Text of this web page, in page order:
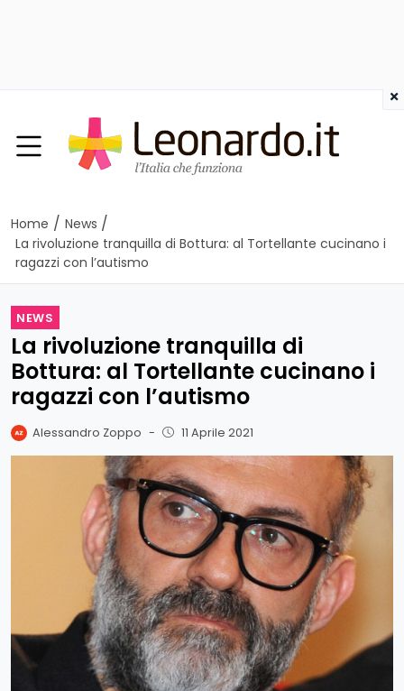
Home / News /
La rivoluzione tranquilla di Bottura: al Tortellante cucinano i
ragazzi con l’autismo
NEWS
La rivoluzione tranquilla di
Bottura: al Tortellante cucinano i
ragazzi con l’autismo
Alessandro Zoppo - 11 Aprile 2021
×